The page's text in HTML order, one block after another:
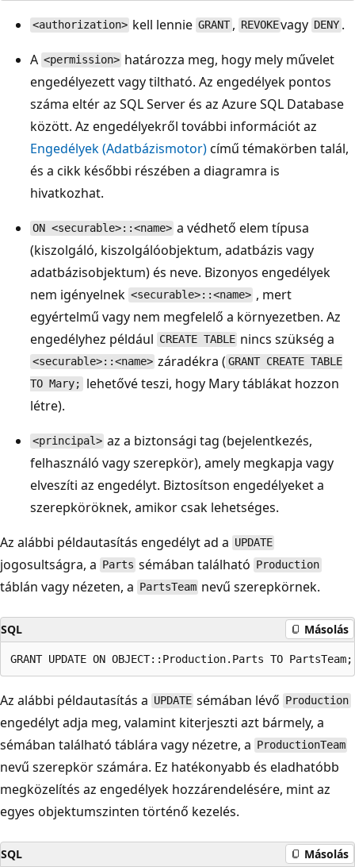
<authorization> kell lennieGRANT, REVOKEvagy DENY.
A <permission> határozza meg, hogy mely művelet
engedélyezett vagy tiltható. Az engedélyek pontos
száma eltér az SQL Server és az Azure SQL Database
között. Az engedélyekről további információt az
Engedélyek (Adatbázismotor)című témakörben talál,
és a cikk későbbi részében a diagramra is
hivatkozhat.
ON <securable>::<name> a védhető elem típusa
(kiszolgáló, kiszolgálóobjektum, adatbázis vagy
adatbázisobjektum) és neve. Bizonyos engedélyek
nem igényelnek <securable>::<name> , mert
egyértelmű vagy nem megfelelő a környezetben. Az
engedélyhez például CREATE TABLE nincs szükség a
<securable>::<name> záradékra ( GRANT CREATE TABLE
TO Mary;
lehetővé teszi, hogy Mary táblákat hozzon
létre).
<principal> az a biztonsági tag (bejelentkezés,
felhasználó vagy szerepkör), amely megkapja vagy
elveszíti az engedélyt. Biztosítson engedélyeket a
szerepköröknek, amikor csak lehetséges.
Az alábbi példautasítás engedélyt ad a UPDATE
jogosultságra, a Parts sémában található Production
táblán vagy nézeten, a PartsTeam nevű szerepkörnek.
SQL Másolás
Az alábbi példautasítás a UPDATE sémában lévő Production
engedélyt adja meg, valamint kiterjeszti azt bármely, a
sémában található táblára vagy nézetre, a ProductionTeam
nevű szerepkör számára. Ez hatékonyabb és eladhatóbb
megközelítés az engedélyek hozzárendelésére, mint az
egyes objektumszinten történő kezelés.
SQL Másolás